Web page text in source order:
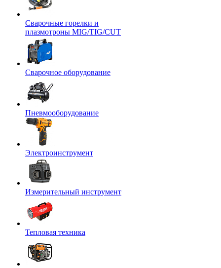
Сварочные горелки и
плазмотроны MIG/TIG/CUT
Сварочное оборудование
Пневмооборудование
Электроинструмент
Измерительный инструмент
Тепловая техника